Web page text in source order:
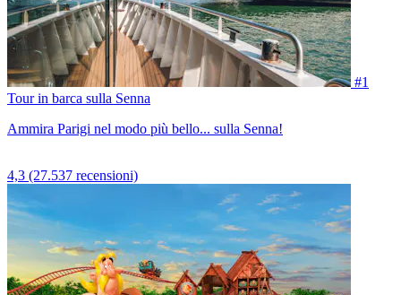
#1
Tour in barca sulla Senna
Ammira Parigi nel modo più bello... sulla Senna!
4,3 (27.537 recensioni)